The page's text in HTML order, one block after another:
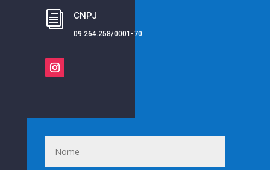
i CNPJ
09.264.258/0001-70